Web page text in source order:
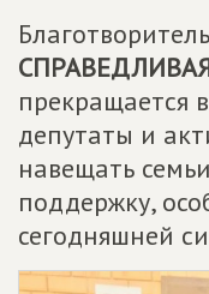
прекращается
депутаты и
навещать
поддержку,
сегодняшней